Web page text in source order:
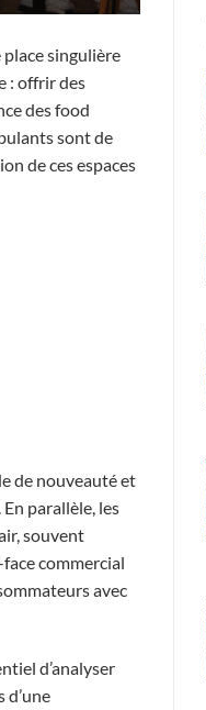
singulière
: offrir des
des food
sont de
de ces espaces
de nouveauté et
parallèle, les
souvent
commercial
avec
d’analyser
d’une